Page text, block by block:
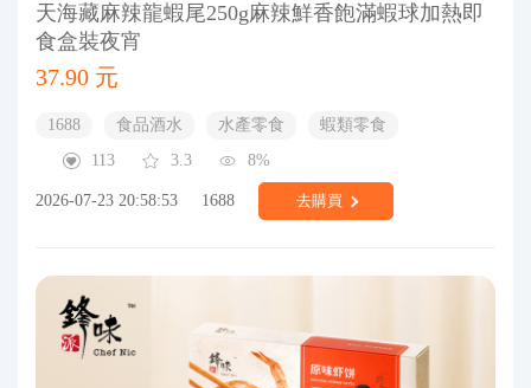
天海藏麻辣龍蝦尾250g麻辣鮮香飽滿蝦球加熱即
食盒裝夜宵
37.90 元
1688 食品酒水 水產零食
蝦類零食
113
3.3 8%
2026-07-23 20:58:53 1688 去購買